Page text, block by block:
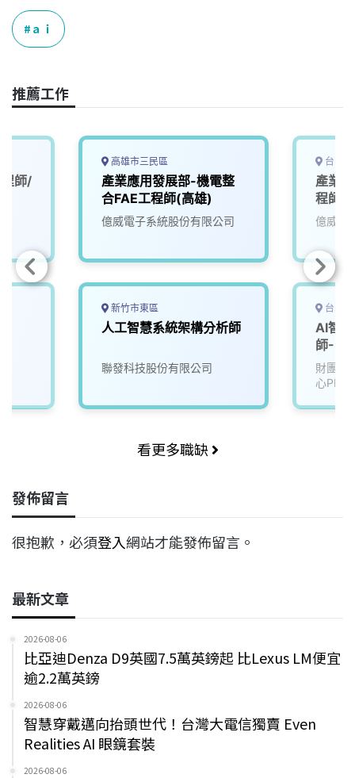
c
e
b
o
k
e
n
k
ａｉ
推薦工作
師/
高雄市三民區
產業應用發展部-機電整
合FAE工程師(高雄)
億威電子系統股份有限公司
新竹市東區
人工智慧系統架構分析師
聯發科技股份有限公司
台中
產業
程師
億威電
台中
AI智
師-
財團法
心PMC
看更多職缺
發佈留言
很抱歉，必須登入網站才能發佈留言。
最新文章
2026-08-06
比亞迪Denza D9英國7.5萬英鎊起 比Lexus LM便宜
逾2.2萬英鎊
2026-08-06
智慧穿戴邁向抬頭世代！台灣大電信獨賣 Even
Realities AI 眼鏡套裝
2026-08-06